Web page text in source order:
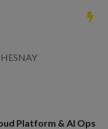
Platform & AI Ops